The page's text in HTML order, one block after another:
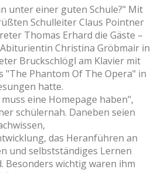
unter einer guten Schule?" Mit
Schulleiter Claus Pointner
Thomas Erhard die Gäste –
Christina Gröbmair in
Bruckschlögl am Klavier mit
"The Phantom Of The Opera" in
hatte.
eine Homepage haben",
schülernah. Daneben seien
das Heranführen an
und selbstständiges Lernen
Besonders wichtig waren ihm